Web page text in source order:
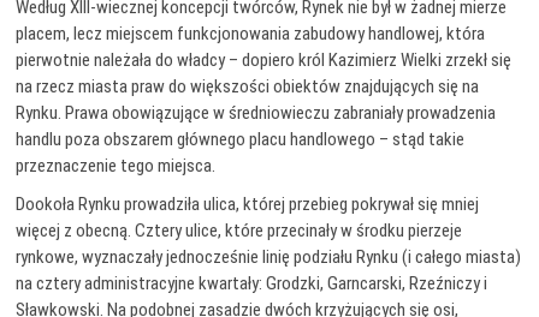
Według XIII-wiecznej koncepcji twórców, Rynek nie był w żadnej mierze
placem, lecz miejscem funkcjonowania zabudowy handlowej, która
pierwotnie należała do władcy – dopiero król Kazimierz Wielki zrzekł się
na rzecz miasta praw do większości obiektów znajdujących się na
Rynku. Prawa obowiązujące w średniowieczu zabraniały prowadzenia
handlu poza obszarem głównego placu handlowego – stąd takie
przeznaczenie tego miejsca.
Dookoła Rynku prowadziła ulica, której przebieg pokrywał się mniej
więcej z obecną. Cztery ulice, które przecinały w środku pierzeje
rynkowe, wyznaczały jednocześnie linię podziału Rynku (i całego miasta)
na cztery administracyjne kwartały: Grodzki, Garncarski, Rzeźniczy i
Sławkowski. Na podobnej zasadzie dwóch krzyżujących się osi,